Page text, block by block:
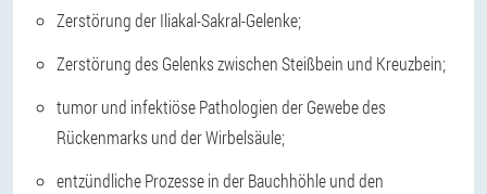
Zerstörung der Iliakal-Sakral-Gelenke;
Zerstörung des Gelenks zwischen Steißbein und Kreuzbein;
tumor und infektiöse Pathologien der Gewebe des
Rückenmarks und der Wirbelsäule;
entzündliche Prozesse in der Bauchhöhle und den